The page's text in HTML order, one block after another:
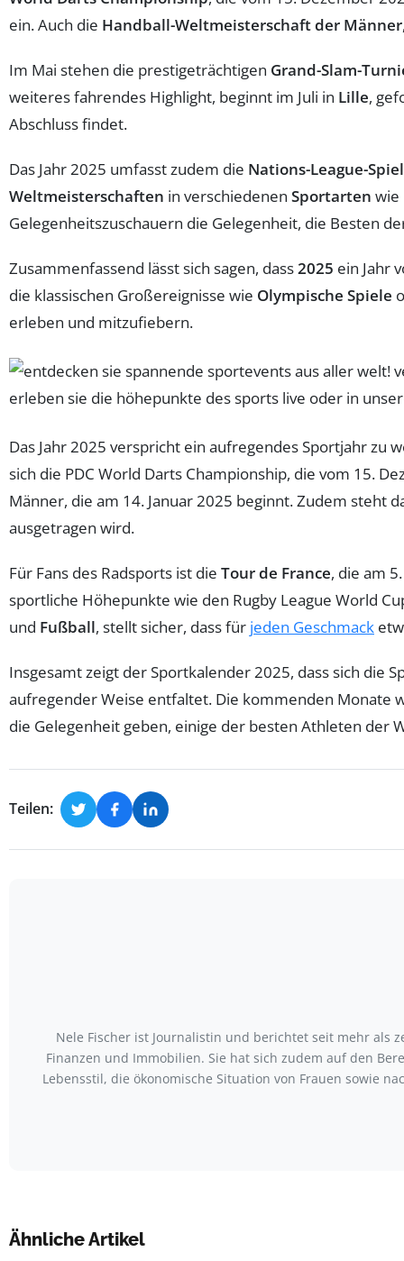
ein. Auch die Handball-Weltmeisterschaft der Männer
Im Mai stehen die prestigeträchtigen Grand-Slam-
weiteres fahrendes Highlight, beginnt im Juli in Lille,
Abschluss findet.
Das Jahr 2025 umfasst zudem die Nations-League-
Weltmeisterschaften in verschiedenen Sportarten wie
Gelegenheitszuschauern die Gelegenheit, die Besten
Zusammenfassend lässt sich sagen, dass2025 ein Jahr
die klassischen Großereignisse wie Olympische Spiele
erleben und mitzufiebern.
Das Jahr 2025 verspricht ein aufregendes Sportjahr
sich die PDC World Darts Championship, die vom 15.
Männer, die am 14. Januar 2025 beginnt. Zudem steht
ausgetragen wird.
Für Fans des Radsports ist die Tour de France, die am
sportliche Höhepunkte wie den Rugby League World
und Fußball, stellt sicher, dass für jeden Geschmack
Insgesamt zeigt der Sportkalender 2025, dass sich die
aufregender Weise entfaltet. Die kommenden Monate
die Gelegenheit geben, einige der besten Athleten der
Teilen:
Nele Fischer ist Journalistin und berichtet seit mehr als
Finanzen und Immobilien. Sie hat sich zudem auf den
Lebensstil, die ökonomische Situation von Frauen sowie
Ähnliche Artikel